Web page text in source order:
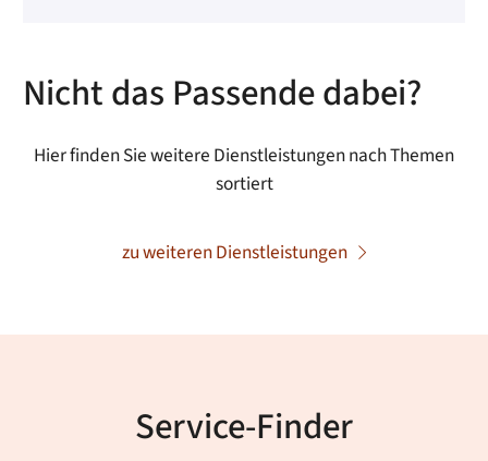
Nicht das Passende dabei?
Hier finden Sie weitere Dienstleistungen nach Themen
sortiert
zu weiteren Dienstleistungen
Service-Finder